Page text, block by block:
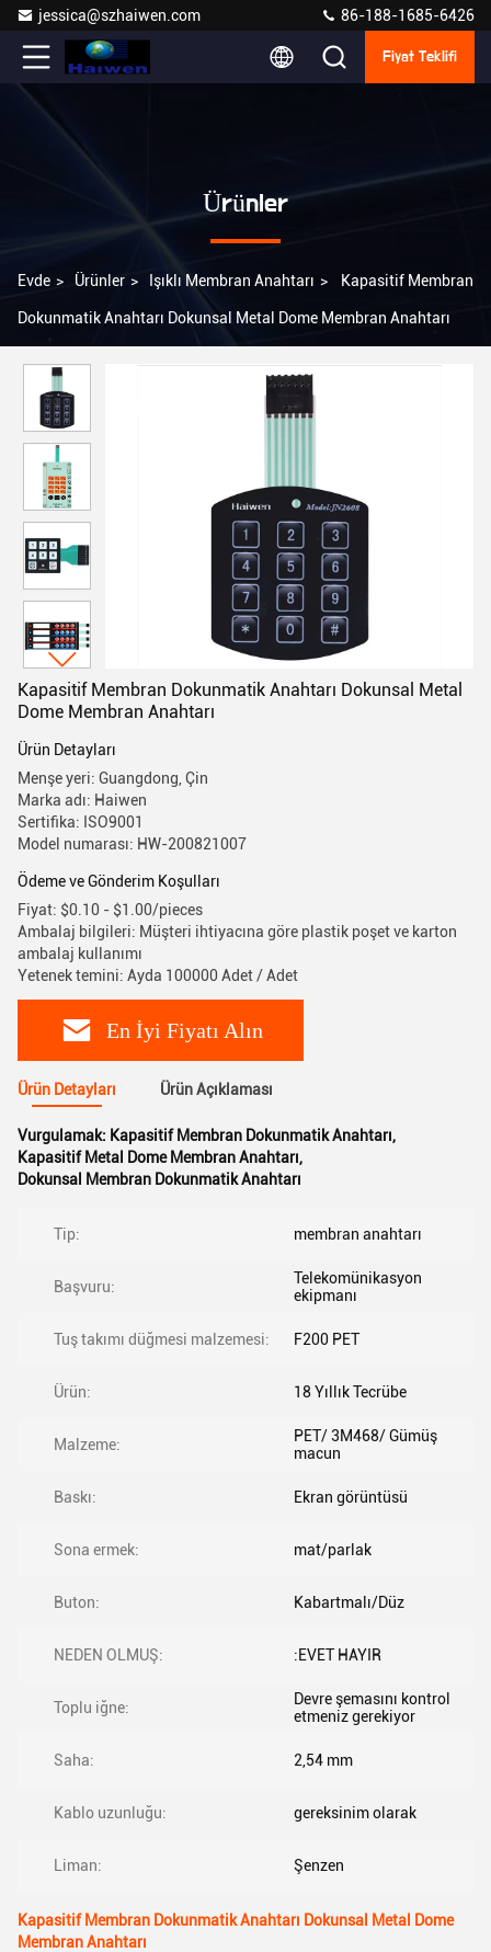
jessica@szhaiwen.com 86-188-1685-6426
Fiyat Teklifi
Ürünler
Evde > Ürünler > Işıklı Membran Anahtarı > Kapasitif Membran
Dokunmatik Anahtarı Dokunsal Metal Dome Membran Anahtarı
Kapasitif Membran Dokunmatik Anahtarı Dokunsal Metal
Dome Membran Anahtarı
Ürün Detayları
Menşe yeri: Guangdong, Çin
Marka adı: Haiwen
Sertifika: ISO9001
Model numarası: HW-200821007
Ödeme ve Gönderim Koşulları
Fiyat: $0.10 - $1.00/pieces
Ambalaj bilgileri: Müşteri ihtiyacına göre plastik poşet ve karton
ambalaj kullanımı
Yetenek temini: Ayda 100000 Adet / Adet
En İyi Fiyatı Alın
Ürün Detayları Ürün Açıklaması
Vurgulamak: Kapasitif Membran Dokunmatik Anahtarı,
Kapasitif Metal Dome Membran Anahtarı,
Dokunsal Membran Dokunmatik Anahtarı
Tip: membran anahtarı
Başvuru:
Telekomünikasyon
ekipmanı
Tuş takımı düğmesi malzemesi: F200 PET
Ürün: 18 Yıllık Tecrübe
Malzeme:
PET/ 3M468/ Gümüş
macun
Baskı: Ekran görüntüsü
Sona ermek: mat/parlak
Buton: Kabartmalı/Düz
NEDEN OLMUŞ: :EVET HAYIR
Toplu iğne:
Devre şemasını kontrol
etmeniz gerekiyor
Saha: 2,54 mm
Kablo uzunluğu: gereksinim olarak
Liman: Şenzen
Kapasitif Membran Dokunmatik Anahtarı Dokunsal Metal Dome
Membran Anahtarı